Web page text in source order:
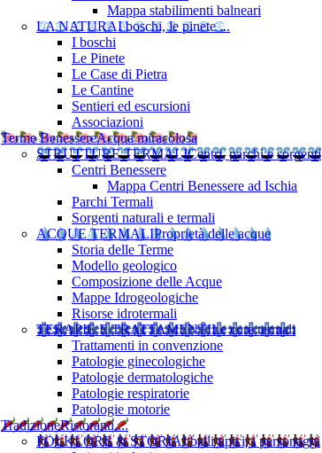
Mappa stabilimenti balneari
LA NATURAI boschi, le pinete ...
I boschi
Le Pinete
Le Case di Pietra
Le Cantine
Sentieri ed escursioni
Associazioni
Terme BenessereAcqua miracolosa
STRUTTURE TERMALICentri, parchi e sorgenti
Centri Benessere
Mappa Centri Benessere ad Ischia
Parchi Termali
Sorgenti naturali e termali
ACQUE TERMALIProprietà delle acque
Storia delle Terme
Modello geologico
Composizione delle Acque
Mappe Idrogeologiche
Risorse idrotermali
TERAPIE E TRATTAMENTILe cure termali
Trattamenti in convenzione
Patologie ginecologiche
Patologie dermatologiche
Patologie respiratorie
Patologie motorie
TradizioneRistoranti....
FOLKLORE & STORIAI balli tipici, i personaggi